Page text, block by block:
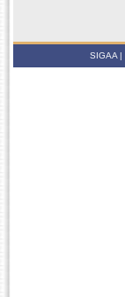
SIGAA |